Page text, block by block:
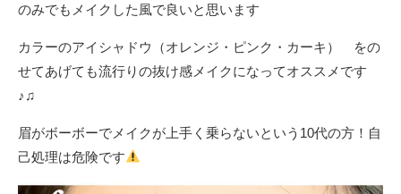
のみでもメイクした風で良いと思います
カラーのアイシャドウ（オレンジ・ピンク・カーキ） をの
せてあげても流行りの抜け感メイクになってオススメです
♪♫
眉がボーボーでメイクが上手く乗らないという10代の方！自
己処理は危険です